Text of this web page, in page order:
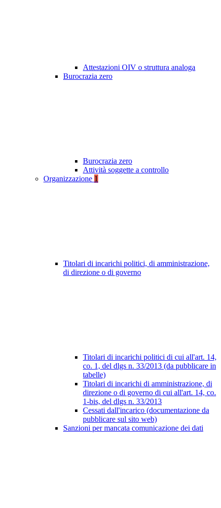
Attestazioni OIV o struttura analoga
Burocrazia zero
Burocrazia zero
Attività soggette a controllo
Organizzazione 1
Titolari di incarichi politici, di amministrazione,
di direzione o di governo
Titolari di incarichi politici di cui all'art. 14,
co. 1, del dlgs n. 33/2013 (da pubblicare in
tabelle)
Titolari di incarichi di amministrazione, di
direzione o di governo di cui all'art. 14, co.
1-bis, del dlgs n. 33/2013
Cessati dall'incarico (documentazione da
pubblicare sul sito web)
Sanzioni per mancata comunicazione dei dati